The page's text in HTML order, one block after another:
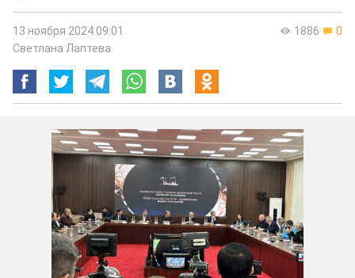
1886 0
13 ноября 2024 09:01
Светлана Лаптева